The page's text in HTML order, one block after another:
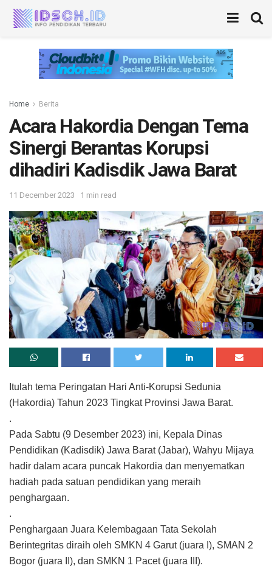
Home Berita
Acara Hakordia Dengan Tema
Sinergi Berantas Korupsi
dihadiri Kadisdik Jawa Barat
11 December 2023 1 min read
Itulah tema Peringatan Hari Anti-Korupsi Sedunia
(Hakordia) Tahun 2023 Tingkat Provinsi Jawa Barat.
.
Pada Sabtu (9 Desember 2023) ini, Kepala Dinas
Pendidikan (Kadisdik) Jawa Barat (Jabar), Wahyu Mijaya
hadir dalam acara puncak Hakordia dan menyematkan
hadiah pada satuan pendidikan yang meraih
penghargaan.
.
Penghargaan Juara Kelembagaan Tata Sekolah
Berintegritas diraih oleh SMKN 4 Garut (juara I), SMAN 2
Bogor (juara II), dan SMKN 1 Pacet (juara III).